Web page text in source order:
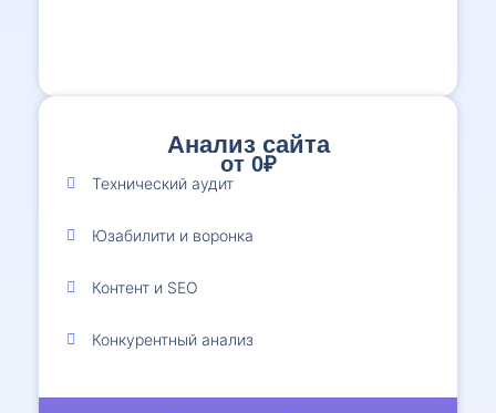
Анализ сайта
от 0₽
1
Технический аудит
Юзабилити и воронка
Контент и SEO
Конкурентный анализ